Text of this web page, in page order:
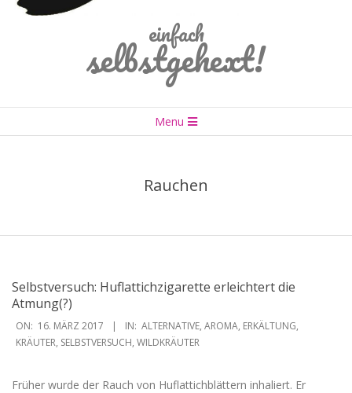
einfach
selbstgehext!
Navigation
Menu
Rauchen
Selbstversuch: Huflattichzigarette erleichtert die
Atmung(?)
2017-
03-
ON: 16. MÄRZ 2017 IN: ALTERNATIVE, AROMA, ERKÄLTUNG,
KRÄUTER, SELBSTVERSUCH, WILDKRÄUTER
Früher wurde der Rauch von Huflattichblättern inhaliert. Er